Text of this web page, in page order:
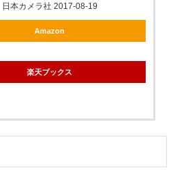
日本カメラ社 2017-08-19
Amazon
楽天ブックス